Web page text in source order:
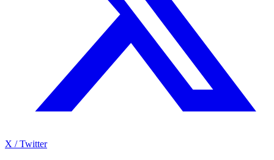
X / Twitter